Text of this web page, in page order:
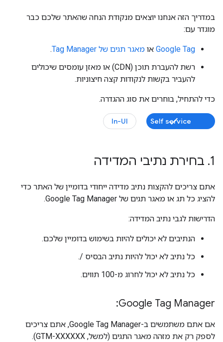
במדריך הזה אנחנו יוצאים מנקודת הנחה שהאתר שלכם כבר
מוגדר עם:
Google Tag או מאגר תגים של Tag Manager
.
רשת להעברת תוכן (CDN) או מאזן עומסים שיכולים
להעביר בקשות לנקודות קצה חיצוניות.
כדי להתחיל, בוחרים את סוג ההגדרה.
Self service
In-UI
1
. בחירת נתיבי המדידה
אתם צריכים להקצות נתיב מדידה ייחודי בדומיין של האתר כדי
להציג כל תג או מאגר תגים של Google Tag Manager.
הדרישות לגבי נתיב המדידה:
הנתיבים לא יכולים להיות בשימוש בדומיין שלכם.
כל נתיב לא יכול להיות נתיב הבסיס /.
כל נתיב לא יכול לחרוג מ-100 תווים.
‫Google Tag Manager:
אם אתם משתמשים ב-Google Tag Manager, אתם צריכים
לספק רק את מזהה מאגר התגים (למשל, GTM-XXXXXX).